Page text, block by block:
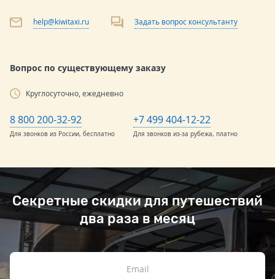
help@kiwitaxi.ru Задать вопрос консультанту
Вопрос по существующему заказу
Круглосуточно, ежедневно
8 800 200-32-92
Для звонков из России, бесплатно
+7 499 404-12-22
Для звонков из-за рубежа, платно
Секретные скидки для путешествий
два раза в месяц